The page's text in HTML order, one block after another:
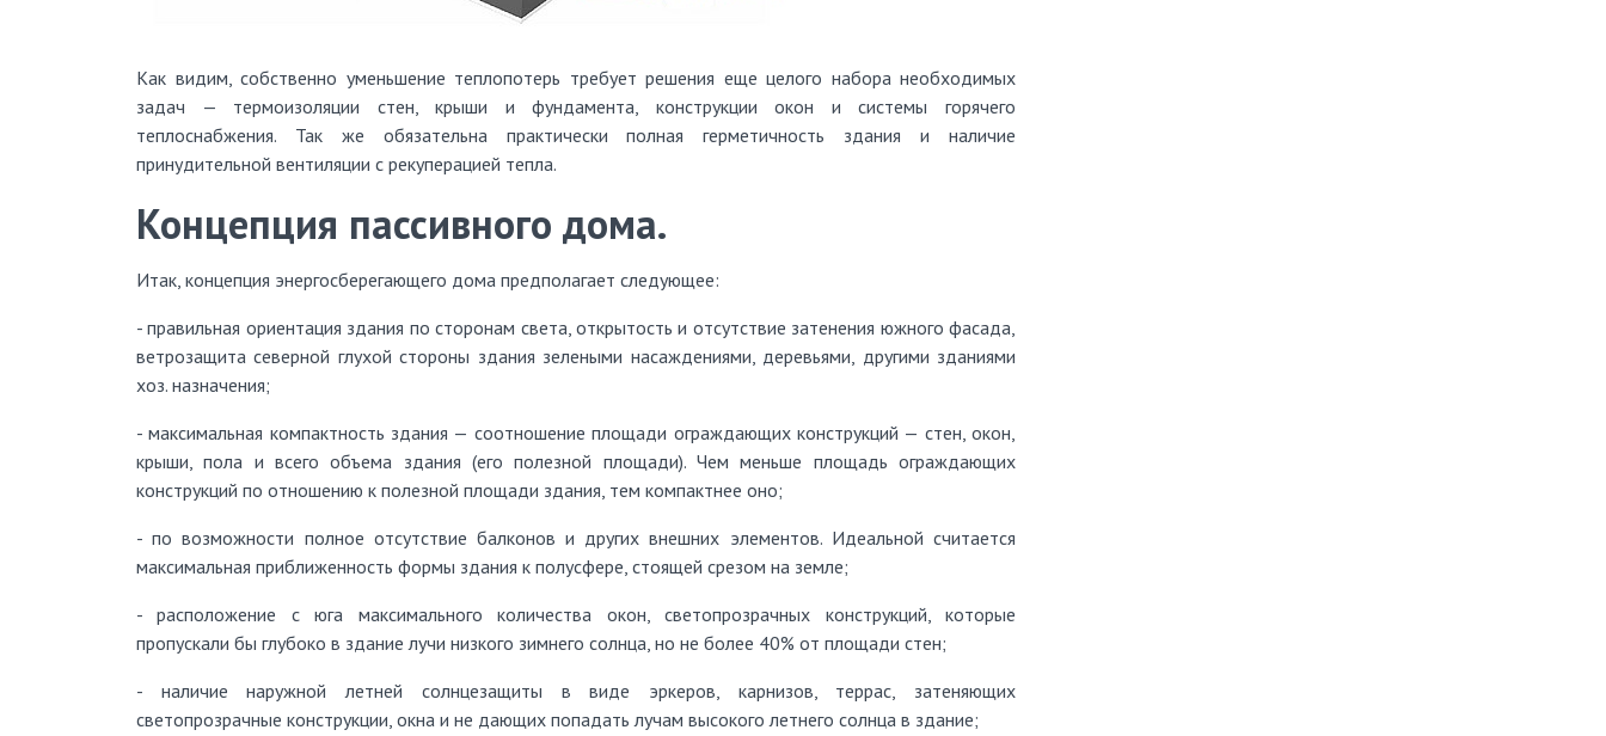
Как видим, собственно уменьшение теплопотерь требует решения еще целого набора необходимых
задач — термоизоляции стен, крыши и фундамента, конструкции окон и системы горячего
теплоснабжения. Так же обязательна практически полная герметичность здания и наличие
принудительной вентиляции с рекуперацией тепла.
Концепция пассивного дома.
Итак, концепция энергосберегающего дома предполагает следующее:
- правильная ориентация здания по сторонам света, открытость и отсутствие затенения южного фасада,
ветрозащита северной глухой стороны здания зелеными насаждениями, деревьями, другими зданиями
хоз. назначения;
- максимальная компактность здания — соотношение площади ограждающих конструкций — стен, окон,
крыши, пола и всего объема здания (его полезной площади). Чем меньше площадь ограждающих
конструкций по отношению к полезной площади здания, тем компактнее оно;
- по возможности полное отсутствие балконов и других внешних элементов. Идеальной считается
максимальная приближенность формы здания к полусфере, стоящей срезом на земле;
- расположение с юга максимального количества окон, светопрозрачных конструкций, которые
пропускали бы глубоко в здание лучи низкого зимнего солнца, но не более 40% от площади стен;
- наличие наружной летней солнцезащиты в виде эркеров, карнизов, террас, затеняющих
светопрозрачные конструкции, окна и не дающих попадать лучам высокого летнего солнца в здание;